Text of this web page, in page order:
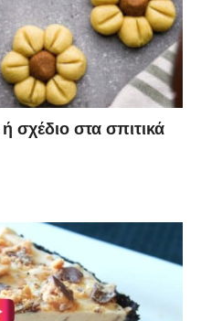
σχέδιο στα σπιτικά